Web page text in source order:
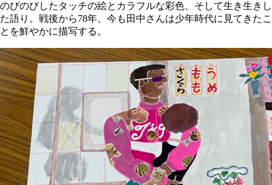
のびのびしたタッチの絵とカラフルな彩色、そして生き生きし
た語り。戦後から78年、今も田中さんは少年時代に見てきたこ
とを鮮やかに描写する。